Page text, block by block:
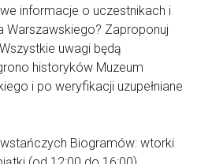
informacje o uczestnikach i
Warszawskiego? Zaproponuj
uwagi będą
historyków Muzeum
i po weryfikacji uzupełniane
Biogramów: wtorki